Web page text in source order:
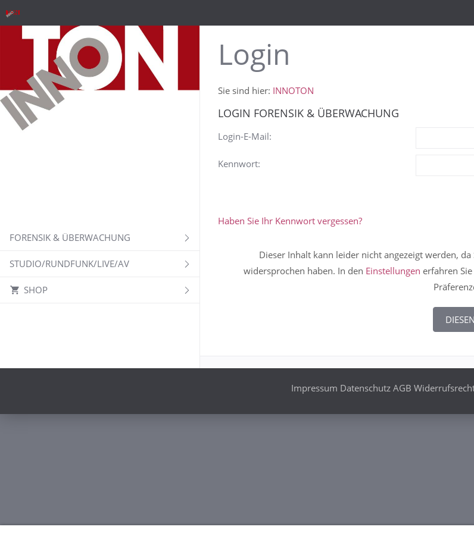
FORENSIK & ÜBERWACHUNG
STUDIO/RUNDFUNK/LIVE/AV
SHOP
Login
Sie sind hier: INNOTON
LOGIN FORENSIK & ÜBERWACHUNG
Login-E-Mail:
Kennwort:
Haben Sie Ihr Kennwort vergessen?
Dieser Inhalt kann leider nicht angezeigt werden,
widersprochen haben. In den Einstellungen erfahren
Impressum Datenschutz AGB